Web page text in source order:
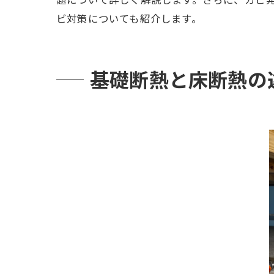
ビ対策についても紹介します。
基礎断熱と床断熱の